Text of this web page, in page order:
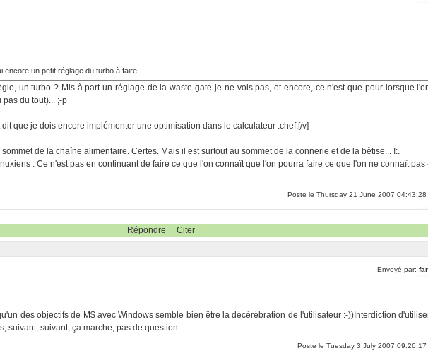
encore un petit réglage du turbo à faire
un turbo ? Mis à part un réglage de la waste-gate je ne vois pas, et encore, ce n'est que pour lorsque
du tout)... ;-p
dit que je dois encore implémenter une optimisation dans le calculateur :chef:[/v]
de la chaîne alimentaire. Certes. Mais il est surtout au sommet de la connerie et de la bêtise... !:.
: Ce n'est pas en continuant de faire ce que l'on connaît que l'on pourra faire ce que l'on ne connaît pas
Poste le Thursday 21 June 2007 04:43:28
Répondre Citer
Envoyé par:
des objectifs de M$ avec Windows semble bien être la décérébration de l'utilisateur :-))Interdiction
suivant, suivant, ça marche, pas de question.
Poste le Tuesday 3 July 2007 09:26:17